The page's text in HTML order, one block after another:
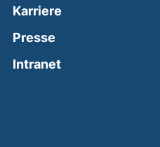
Karriere
Presse
Intranet(external link,